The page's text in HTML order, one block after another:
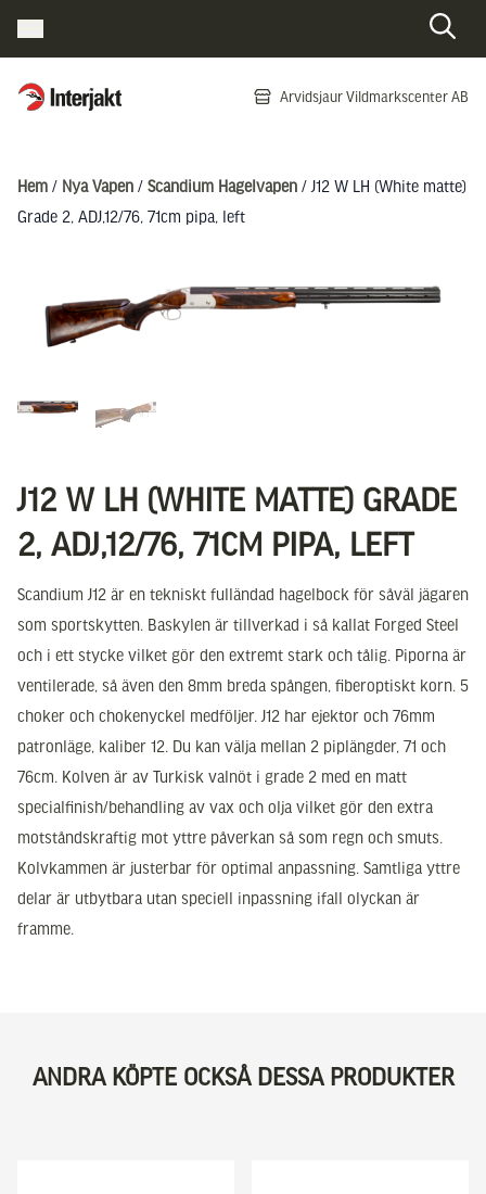
Interjakt SE Arvidsjaur Vildmarkscenter AB
Hem / Nya Vapen / Scandium Hagelvapen / J12 W LH (White matte)
Grade 2, ADJ,12/76, 71cm pipa, left
J12 W LH (WHITE MATTE) GRADE
2, ADJ,12/76, 71CM PIPA, LEFT
Scandium J12 är en tekniskt fulländad hagelbock för såväl jägaren
som sportskytten. Baskylen är tillverkad i så kallat Forged Steel
och i ett stycke vilket gör den extremt stark och tålig. Piporna är
ventilerade, så även den 8mm breda spången, fiberoptiskt korn. 5
choker och chokenyckel medföljer. J12 har ejektor och 76mm
patronläge, kaliber 12. Du kan välja mellan 2 piplängder, 71 och
76cm. Kolven är av Turkisk valnöt i grade 2 med en matt
specialfinish/behandling av vax och olja vilket gör den extra
motståndskraftig mot yttre påverkan så som regn och smuts.
Kolvkammen är justerbar för optimal anpassning. Samtliga yttre
delar är utbytbara utan speciell inpassning ifall olyckan är
framme.
ANDRA KÖPTE OCKSÅ DESSA PRODUKTER